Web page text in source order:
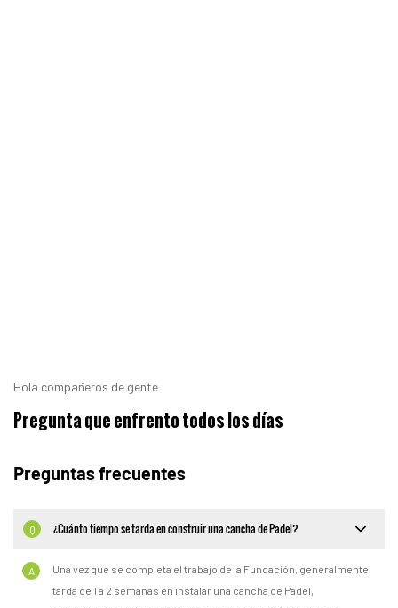
Hola compañeros de gente
Pregunta que enfrento todos los días
Preguntas frecuentes
Q ¿Cuánto tiempo se tarda en construir una cancha de Padel?
A
Una vez que se completa el trabajo de la Fundación, generalmente
tarda de 1 a 2 semanas en instalar una cancha de Padel,